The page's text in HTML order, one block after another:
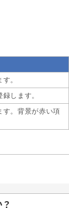
。
します。
す。背景が赤い項